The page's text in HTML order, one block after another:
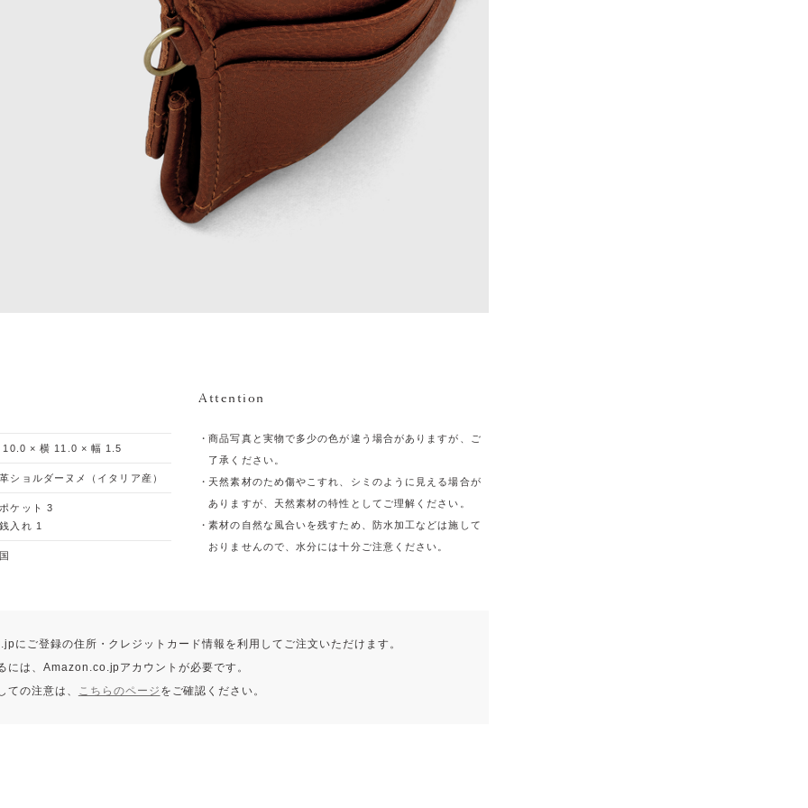
10.0 × 横 11.0 × 幅 1.5
ショルダーヌメ（イタリア産）
ケット 3
入れ 1
Attention
商品写真と実物で多少の色が違う場合がありますが、ご
了承ください。
天然素材のため傷やこすれ、シミのように見える場合が
ありますが、天然素材の特性としてご理解ください。
素材の自然な風合いを残すため、防水加工などは施して
おりませんので、水分には十分ご注意ください。
にご登録の住所・クレジットカード情報を利用してご注文いただけます。
には、Amazon.co.jpアカウントが必要です。
ての注意は、 こちらのページ をご確認ください。